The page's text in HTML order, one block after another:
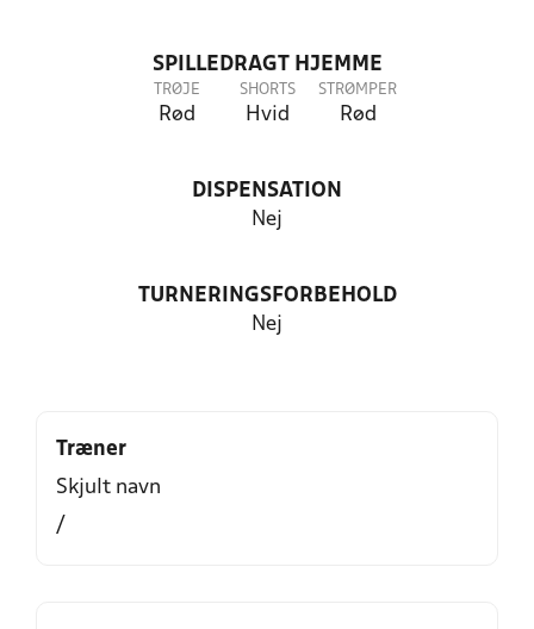
SPILLEDRAGT HJEMME
TRØJE
Rød
SHORTS
Hvid
STRØMPER
Rød
DISPENSATION
Nej
TURNERINGSFORBEHOLD
Nej
Træner
Skjult navn
/